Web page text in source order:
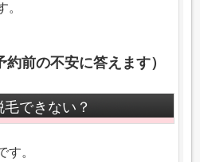
。
前の不安に答えます）
できない？
す。